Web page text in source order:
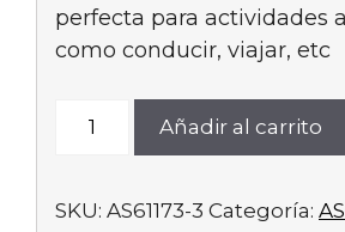
perfecta para actividades
como conducir, viajar, etc
Añadir al carrito
SKU: AS61173-3 Categoría: